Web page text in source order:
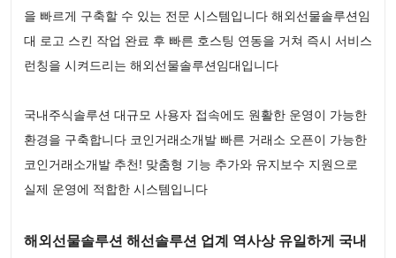
을 빠르게 구축할 수 있는 전문 시스템입니다 해외선물솔루션임
대 로고 스킨 작업 완료 후 빠른 호스팅 연동을 거쳐 즉시 서비스
런칭을 시켜드리는 해외선물솔루션임대입니다
국내주식솔루션 대규모 사용자 접속에도 원활한 운영이 가능한
환경을 구축합니다 코인거래소개발 빠른 거래소 오픈이 가능한
코인거래소개발 추천! 맞춤형 기능 추가와 유지보수 지원으로
실제 운영에 적합한 시스템입니다
해외선물솔루션 해선솔루션 업계 역사상 유일하게 국내